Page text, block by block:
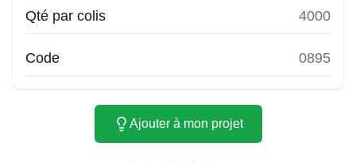
Qté par colis 4000
Code 0895
Ajouter à mon projet